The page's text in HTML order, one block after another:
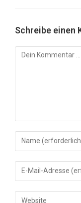
Schreibe einen
Kommentar
Gib
deinen
Namen
oder
zum
Gib
deine
E-
Gib